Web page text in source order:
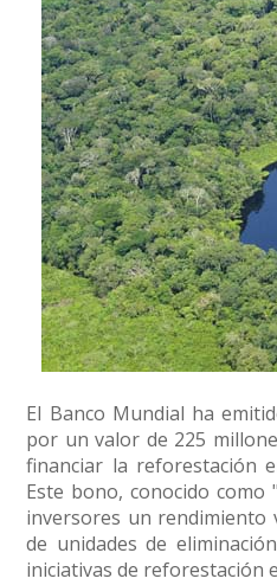
Conoce cual es el
El Banco Mundial ha
por un valor de 225
financiar la reforestación
Este bono, conocido
inversores un rendimiento
de unidades de
iniciativas de reforestación